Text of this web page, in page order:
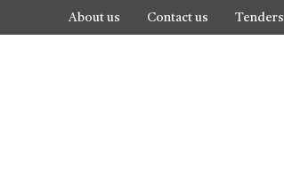
About us Contact us Tenders